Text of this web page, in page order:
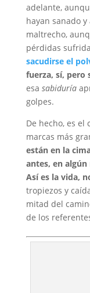
adelante,
hayan sanado
maltrecho,
pérdidas
sacudirse el
fuerza, sí, pero
esa sabiduría
golpes.
De hecho, es
marcas más
están en la
antes, en
Así es la vida,
tropiezos y
mitad del
de los